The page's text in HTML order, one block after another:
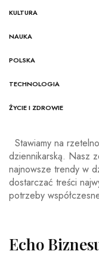
KULTURA
NAUKA
POLSKA
TECHNOLOGIA
ŻYCIE I ZDROWIE
Stawiamy na
dziennikarską. Nasz
najnowsze trendy w
dostarczać treści
potrzeby
Echo